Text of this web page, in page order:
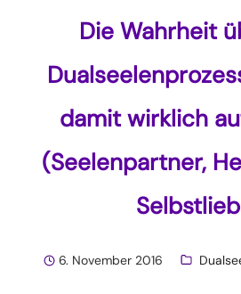
Die Wahrheit
damit wirklich
(Seelenpartner,
6. November 2016